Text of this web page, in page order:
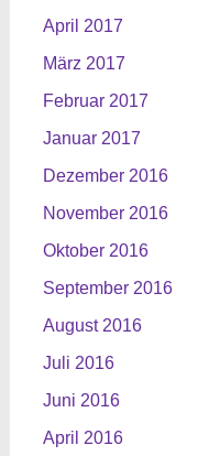
April 2017
März 2017
Februar 2017
Januar 2017
Dezember 2016
November 2016
Oktober 2016
September 2016
August 2016
Juli 2016
Juni 2016
April 2016